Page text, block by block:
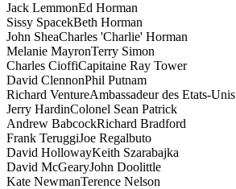
Jack LemmonEd Horman
Sissy SpacekBeth Horman
John SheaCharles 'Charlie' Horman
Melanie MayronTerry Simon
Charles CioffiCapitaine Ray Tower
David ClennonPhil Putnam
Richard VentureAmbassadeur des Etats-Unis
Jerry HardinColonel Sean Patrick
Andrew BabcockRichard Bradford
Frank TeruggiJoe Regalbuto
David HollowayKeith Szarabajka
David McGearyJohn Doolittle
Kate NewmanTerence Nelson